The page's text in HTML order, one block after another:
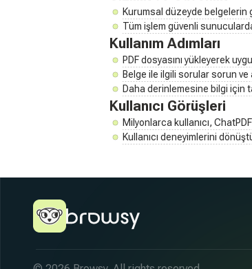
Kurumsal düzeyde belgelerin
Tüm işlem güvenli
Kullanım Adımları
PDF dosyasını yükleyerek
Belge ile ilgili sorular sorun ve
Daha derinlemesine bilgi için
Kullanıcı Görüşleri
Milyonlarca kullanıcı, ChatPDF
Kullanıcı deneyimlerini